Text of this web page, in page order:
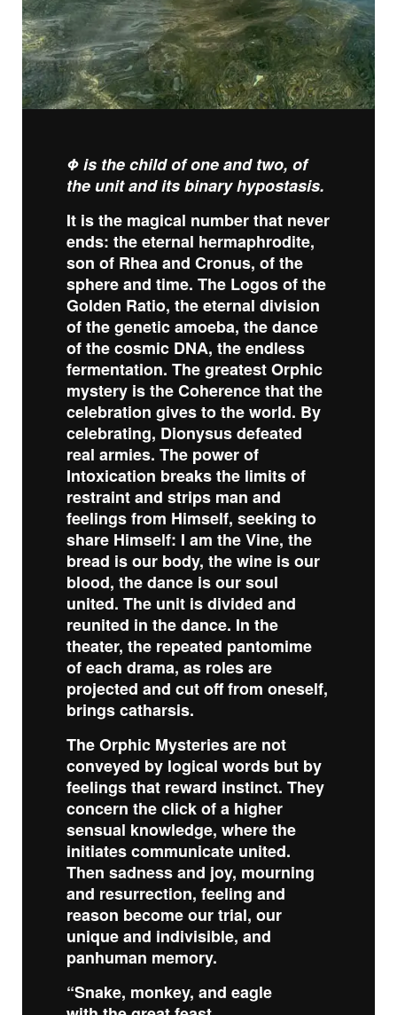
Φ is the child of one and two, of
the unit and its binary hypostasis.
It is the magical number that never
ends: the eternal hermaphrodite,
son of Rhea and Cronus, of the
sphere and time. The Logos of the
Golden Ratio, the eternal division
of the genetic amoeba, the dance
of the cosmic DNA, the endless
fermentation. The greatest Orphic
mystery is the Coherence that the
celebration gives to the world. By
celebrating, Dionysus defeated
real armies. The power of
Intoxication breaks the limits of
restraint and strips man and
feelings from Himself, seeking to
share Himself: I am the Vine, the
bread is our body, the wine is our
blood, the dance is our soul
united. The unit is divided and
reunited in the dance. In the
theater, the repeated pantomime
of each drama, as roles are
projected and cut off from oneself,
brings catharsis.
The Orphic Mysteries are not
conveyed by logical words but by
feelings that reward instinct. They
concern the click of a higher
sensual knowledge, where the
initiates communicate united.
Then sadness and joy, mourning
and resurrection, feeling and
reason become our trial, our
unique and indivisible, and
panhuman memory.
“Snake, monkey, and eagle